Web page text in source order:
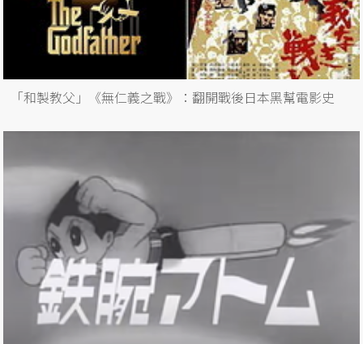
「和製教父」《無仁義之戰》：翻開戰後日本黑幫電影史